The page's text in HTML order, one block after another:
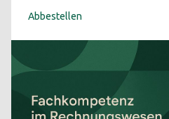
Abbestellen